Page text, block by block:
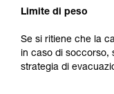
Limite di peso
Se si ritiene che la
in caso di soccorso,
strategia di